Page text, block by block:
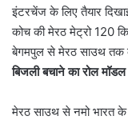
इंटरचेंज के लिए तैयार
कोच की मेरठ मेट्रो 120
बेगमपुल से मेरठ साउथ तक
बिजली बचाने का रोल
मेरठ साउथ से नमो भारत